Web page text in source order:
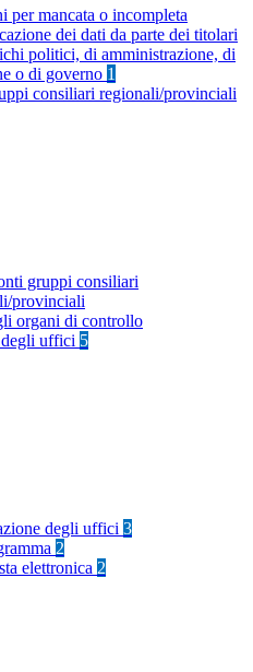
per mancata o incompleta
dei dati da parte dei titolari
politici, di amministrazione, di
o di governo 1
consiliari regionali/provinciali
gruppi consiliari
provinciali
organi di controllo
uffici 5
degli uffici 3
2
elettronica 2